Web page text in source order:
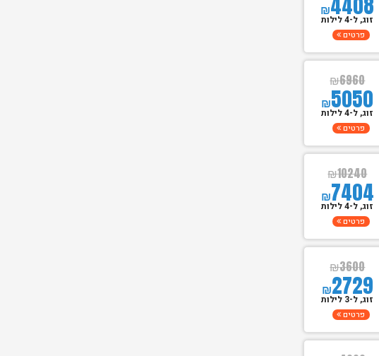
₪
זוג, ל-4 לילות
פרטים
₪6960
₪5050
זוג, ל-4 לילות
פרטים
₪10240
₪7404
זוג, ל-4 לילות
פרטים
₪3600
₪2729
זוג, ל-3 לילות
פרטים